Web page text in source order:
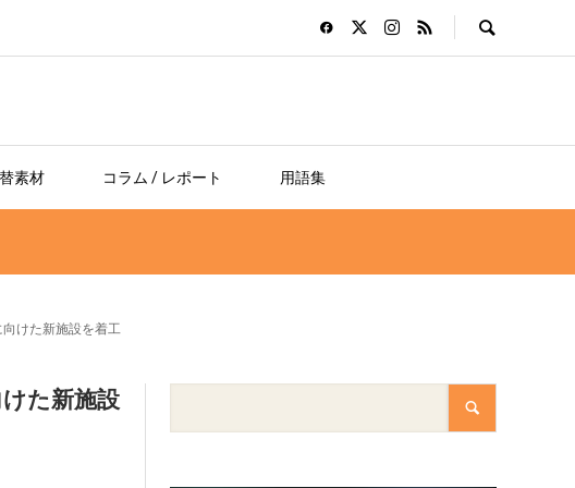
素材 コラム / レポート 用語集
向けた新施設を着工
た新施設